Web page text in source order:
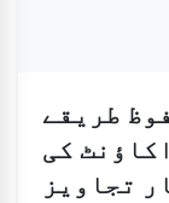
طریقے
کی
تجاویز